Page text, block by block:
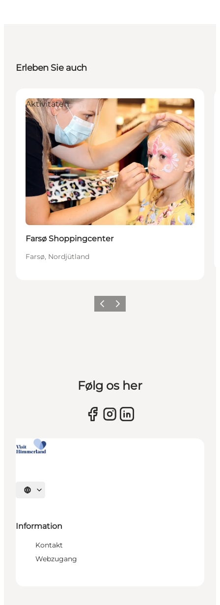
Erleben Sie auch
Aktivitäten
Farsø Shoppingcenter
Farsø, Nordjütland
Vorherige Folie
Nächste Folie
Følg os her
Sprache auswählen
Information
Kontakt
Webzugang